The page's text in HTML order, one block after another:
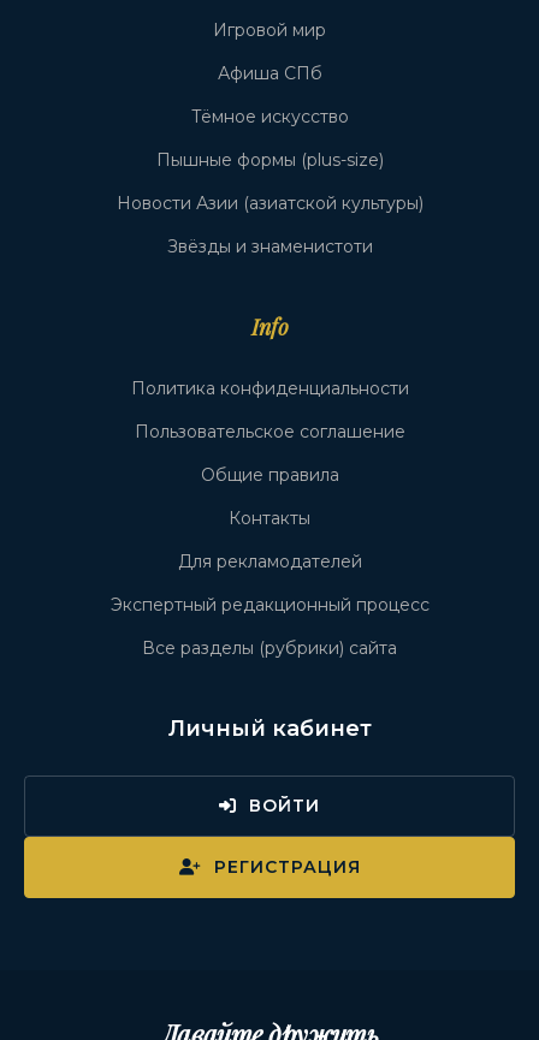
Игровой мир
Афиша СПб
Тёмное искусство
Пышные формы (plus-size)
Новости Азии (азиатской культуры)
Звёзды и знаменистоти
Info
Политика конфиденциальности
Пользовательское соглашение
Общие правила
Контакты
Для рекламодателей
Экспертный редакционный процесс
Все разделы (рубрики) сайта
Личный кабинет
ВОЙТИ
РЕГИСТРАЦИЯ